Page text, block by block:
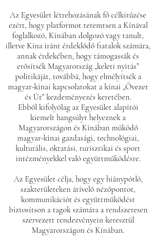
Az Egyesület létrehozásának fő célkitűzése
ezért, hogy platformot teremtsen a Kínával
foglalkozó, Kínában dolgozó vagy tanult,
illetve Kína iránt érdeklődő fiatalok számára,
annak érdekében, hogy támogassák és
erősítsék Magyarország „keleti nyitás”
politikáját, továbbá, hogy elmélyítsék a
magyar-kínai kapcsolatokat a kínai „Övezet
és Út” kezdeményezés keretében.
Ebből kifolyólag az Egyesület alapítói
kiemelt hangsúlyt helyeznek a
Magyarországon és Kínában működő
magyar-kínai gazdasági, technológiai,
kulturális, oktatási, turisztikai és sport
intézményekkel való együttműködésre.
Az Egyesület célja, hogy egy hiánypótló,
szakterületeken átívelő nézőpontot,
kommunikációt és együttműködést
biztosítson a tagok számára a rendszeresen
szervezett rendezvényein keresztül
Magyarországon és Kínában.